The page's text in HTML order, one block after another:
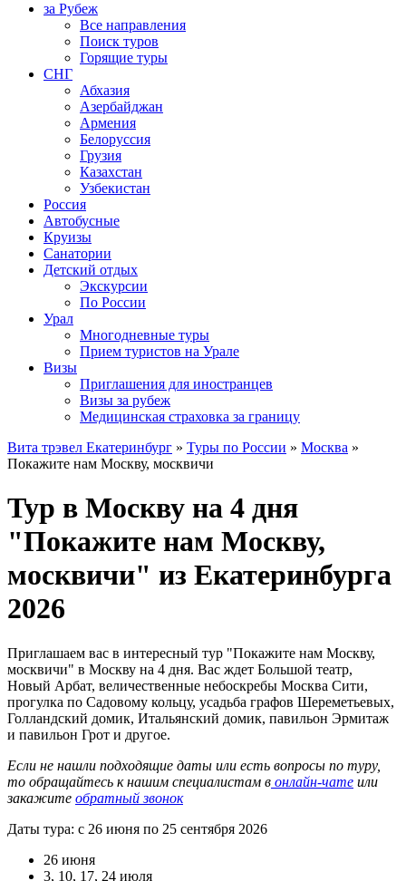
за Рубеж
Все направления
Поиск туров
Горящие туры
СНГ
Абхазия
Азербайджан
Армения
Белоруссия
Грузия
Казахстан
Узбекистан
Россия
Автобусные
Круизы
Санатории
Детский отдых
Экскурсии
По России
Урал
Многодневные туры
Прием туристов на Урале
Визы
Приглашения для иностранцев
Визы за рубеж
Медицинская страховка за границу
Вита трэвел Екатеринбург » Туры по России » Москва »
Покажите нам Москву, москвичи
Тур в Москву на 4 дня
"Покажите нам Москву,
москвичи" из Екатеринбурга
2026
Приглашаем вас в интересный тур "Покажите нам Москву,
москвичи" в Москву на 4 дня. Вас ждет Большой театр,
Новый Арбат, величественные небоскребы Москва Сити,
прогулка по Садовому кольцу, усадьба графов Шереметьевых,
Голландский домик, Итальянский домик, павильон Эрмитаж
и павильон Грот и другое.
Если не нашли подходящие даты или есть вопросы по туру,
то обращайтесь к нашим специалистам в онлайн-чате или
закажите обратный звонок
Даты тура: с 26 июня по 25 сентября 2026
26 июня
3, 10, 17, 24 июля